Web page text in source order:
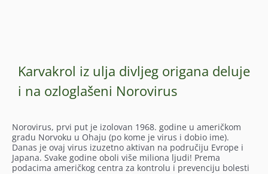
Karvakrol iz ulja divljeg origana deluje
i na ozloglašeni Norovirus
Norovirus, prvi put je izolovan 1968. godine u američkom
gradu Norvoku u Ohaju (po kome je virus i dobio ime).
Danas je ovaj virus izuzetno aktivan na područiju Evrope i
Japana. Svake godine oboli više miliona ljudi! Prema
podacima američkog centra za kontrolu i prevenciju bolesti